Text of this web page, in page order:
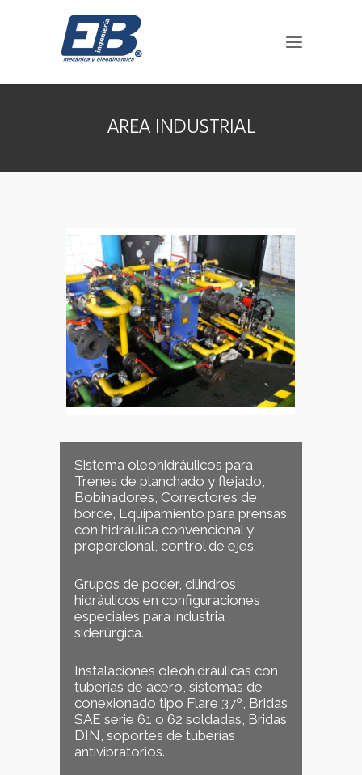
AREA INDUSTRIAL
Sistema oleohidráulicos para
Trenes de planchado y flejado,
Bobinadores, Correctores de
borde, Equipamiento para prensas
con hidráulica convencional y
proporcional, control de ejes.
Grupos de poder, cilindros
hidráulicos en configuraciones
especiales para industria
siderúrgica.
Instalaciones oleohidráulicas con
tuberías de acero, sistemas de
conexionado tipo Flare 37º, Bridas
SAE serie 61 o 62 soldadas, Bridas
DIN, soportes de tuberías
antivibratorios.